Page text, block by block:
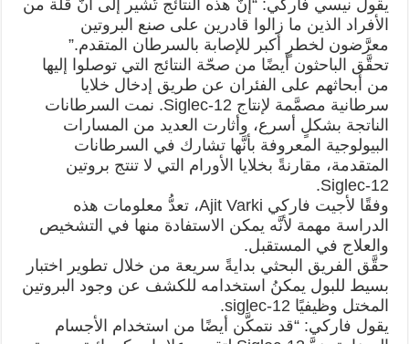
يقول نيسي فاركي: “إنَّ هذه النتائج تُشير إلى أنَّ قلّة من
الأفراد الذين ما زالوا قادرين على صنع البروتين
معرَّضون لخطرٍ أكبر للإصابة بالسرطان المتقدم.”
تحقَّق الباحثون أيضًا من صحّة النتائج التي توصلوا إليها
من أبحاثهم على الفئران عن طريق إدخال خلايا
سرطانية مصمَّمة لإنتاج Siglec-12. نمت السرطانات
الناتجة بشكلٍ أسرع، وأثارت العديد من المسارات
البيولوجية المعروفة بأنَّها تشارك في السرطانات
المتقدمة، مقارنةً بخلايا الأورام التي لا تنتج بروتين
Siglec-12.
وفقًا لأجيت فاركي Ajit Varki، تعدُّ معلومات هذه
الدراسة مهمة لأنَّه يمكن الاستفادة منها في التشخيص
والعلاج في المستقبل.
حقَّق الفريق البحثي بدايةً سريعة من خلال تطوير اختبار
بسيط للبول يمكنُ استخدامه للكشف عن وجود البروتين
المختل وظيفيًا siglec-12.
يقول فاركي: “قد نتمكَّن أيضًا من استخدام الأجسام